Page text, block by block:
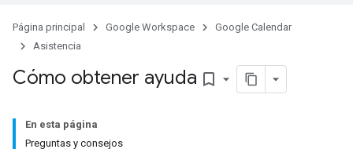
Página principal Google Workspace
Google Calendar
Asistencia
Cómo obtener ayuda bookmark_border
En esta página
Preguntas y consejos